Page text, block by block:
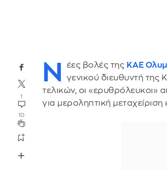
1
10
Ν έες βολές της ΚΑΕ
γενικού διευθυντή της
τελικών, οι «ερυθρόλευκοι»
για μεροληπτική